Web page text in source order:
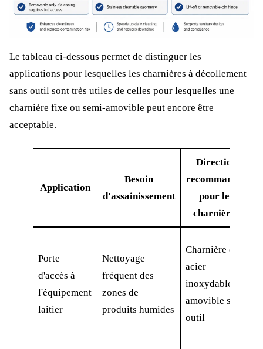
Le tableau ci-dessous permet de distinguer les
applications pour lesquelles les charnières à décollement
sans outil sont très utiles de celles pour lesquelles une
charnière fixe ou semi-amovible peut encore être
acceptable.
Application
Besoin
d'assainissement
Direction
recommandée
pour les
charnières
Porte
d'accès à
l'équipement
laitier
Nettoyage
fréquent des
zones de
produits humides
Charnière en
acier
inoxydable
amovible sans
outil